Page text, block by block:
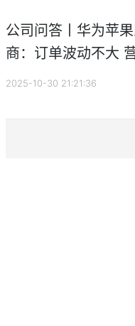
公司问答丨华为苹
商：订单波动不大
2025-10-30 21:21:36